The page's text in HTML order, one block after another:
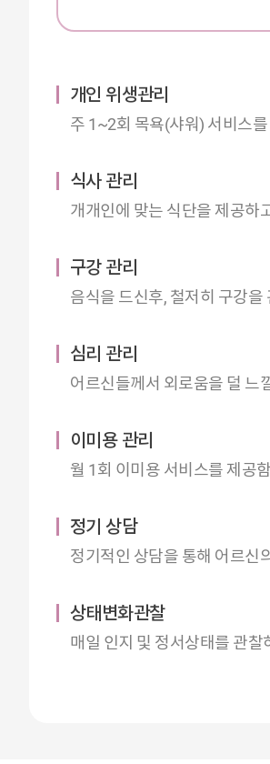
개인 위생관리
주 1~2회 목욕(샤워) 서비스
식사 관리
개개인에 맞는 식단을 제공하
구강 관리
음식을 드신후, 철저히 구강
심리 관리
어르신들께서 외로움을 덜 느
이미용 관리
월 1회 이미용 서비스를 제공
정기 상담
정기적인 상담을 통해 어르신
상태변화관찰
매일 인지 및 정서상태를 관